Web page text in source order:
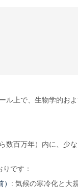
ル上で、生物学的お
数百万年）内に、少
です：
: 気候の寒冷化と大